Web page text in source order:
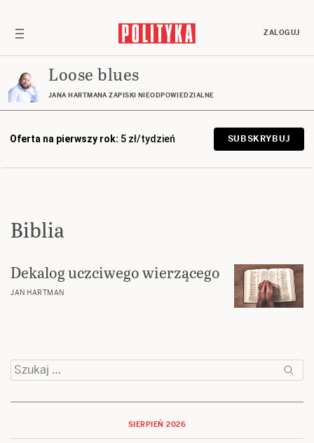
ZALOGUJ
Loose blues
JANA HARTMANA ZAPISKI NIEODPOWIEDZIALNE
Oferta na pierwszy rok: 5 zł/tydzień SUBSKRYBUJ
Biblia
Dekalog uczciwego wierzącego
JAN HARTMAN
Szukaj:
SIERPIEŃ 2026